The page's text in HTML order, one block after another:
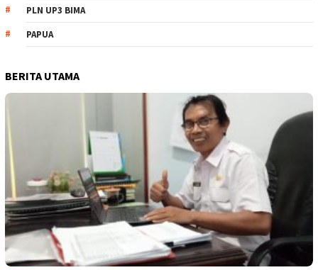
PLN UP3 BIMA
PAPUA
BERITA UTAMA